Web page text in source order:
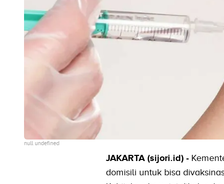
null undefined
JAKARTA (sijori.id) -
domisili untuk bisa